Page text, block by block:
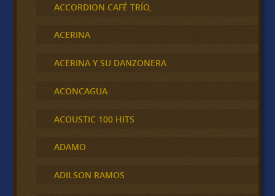
ACCORDION CAFÉ TRÍO,
ACERINA
ACERINA Y SU DANZONERA
ACONCAGUA
ACOUSTIC 100 HITS
ADAMO
ADILSON RAMOS